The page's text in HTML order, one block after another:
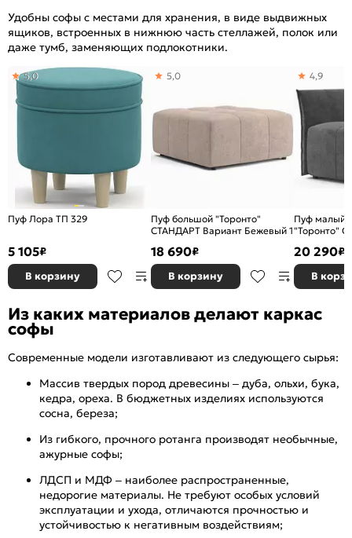
Удобны софы с местами для хранения, в виде выдвижных
ящиков, встроенных в нижнюю часть стеллажей, полок или
даже тумб, заменяющих подлокотники.
Пуф Лора ТП 329
5,0
5 105₽
В корзину
Пуф большой "Торонто"
СТАНДАРТ Вариант Бежевый 1
5,0
18 690₽
В корзину
Пуф малый
"Торонто"
4,9
20 290₽
В
Из каких материалов делают каркас
софы
Современные модели изготавливают из следующего сырья:
Массив твердых пород древесины – дуба, ольхи, бука,
кедра, ореха. В бюджетных изделиях используются
сосна, береза;
Из гибкого, прочного ротанга производят необычные,
ажурные софы;
ЛДСП и МДФ – наиболее распространенные,
недорогие материалы. Не требуют особых условий
эксплуатации и ухода, отличаются прочностью и
устойчивостью к негативным воздействиям;